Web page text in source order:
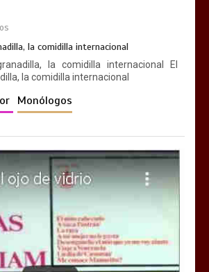
la comidilla internacional
la comidilla internacional El
la comidilla internacional
Monólogos